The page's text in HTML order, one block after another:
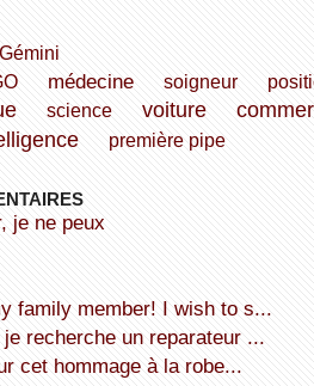
Gémini
médecine soigneur
science voiture
première pipe
family member! I wish to s...
je recherche un reparateur ...
cet hommage à la robe...